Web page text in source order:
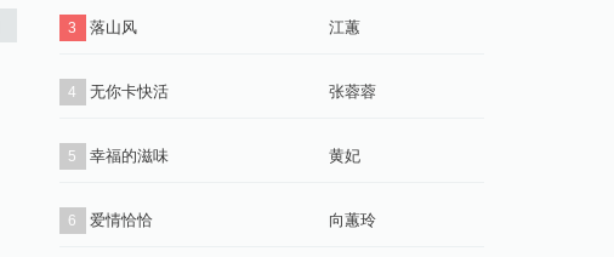
3 落山风 江蕙
4 无你卡快活 张蓉蓉
5 幸福的滋味 黄妃
6 爱情恰恰 向蕙玲